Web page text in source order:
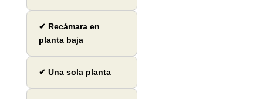
✔ Recámara en
planta baja
✔ Una sola planta